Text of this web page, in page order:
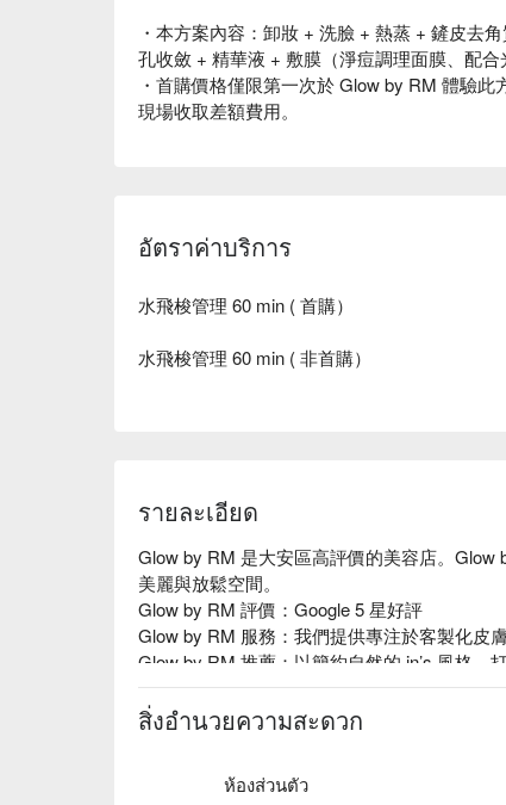
・本方案內容：卸妝 + 洗臉 + 熱蒸 + 鏟皮去
孔收斂 + 精華液 + 敷膜（淨痘調理面膜、配
・首購價格僅限第一次於 Glow by RM 體驗
現場收取差額費用。
อัตราค่าบริการ
水飛梭管理 60 min ( 首購）
水飛梭管理 60 min ( 非首購）
รายละเอียด
Glow by RM 是大安區高評價的美容店。
美麗與放鬆空間。
Glow by RM 評價：Google 5 星好評
Glow by RM 服務：我們提供專注於客製化皮
Glow by RM 推薦：以簡約自然的 in’s 風格
地方，更是讓你放鬆、享受片刻寧靜的避風
柔和的燈光、質感傢俱到精選的護理產品，每
สิ่งอำนวยความสะดวก
ห้องส่วนตัว